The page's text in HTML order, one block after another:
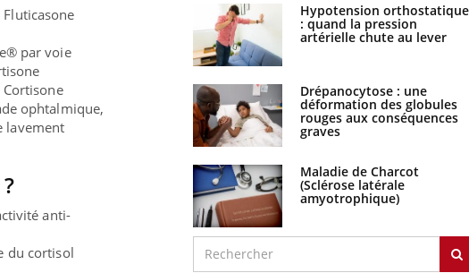
par voie
ophtalmique,
lavement
anti-
du cortisol
Hypotension orthostatique
: quand la pression
artérielle chute au lever
Drépanocytose : une
déformation des globules
rouges aux conséquences
graves
Maladie de Charcot
(Sclérose latérale
amyotrophique)